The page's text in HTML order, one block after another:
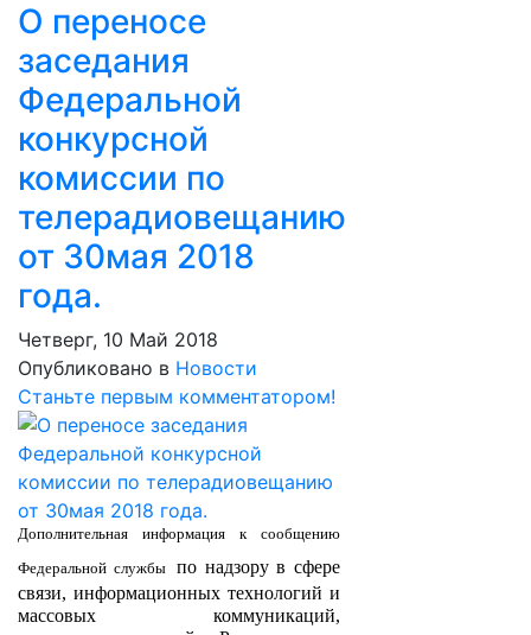
О переносе
заседания
Федеральной
конкурсной
комиссии по
телерадиовещанию
от 30мая 2018
года.
Четверг, 10 Май 2018
Опубликовано в Новости
Станьте первым комментатором!
Дополнительная информация к сообщению
Федеральной службы
по надзору в сфере
связи, информационных технологий и
массовых коммуникаций,